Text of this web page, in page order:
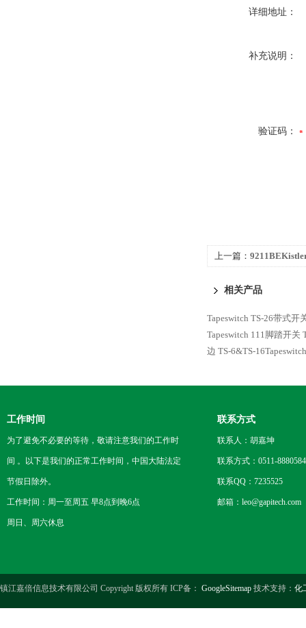
详细地址：
补充说明：
验证码：
上一篇：
相关产品
Tapeswitch TS-26带式开
Tapeswitch 111脚踏开关
边 TS-6&TS-
工作时间
为了避免不必要的等待，敬请注意我们的工作时
间 。以下是我们的正常工作时间，中国大陆法定
节假日除外。
工作时间：周一至周五 早8点到晚6点
周日、周六休息
联系方式
联系人：胡嘉坤
联系方式：0511-
联系QQ：7235525
邮箱：leo@gapitech.com
镇江嘉倍信息技术有限公司 Copyright 版权所有 ICP备： GoogleSitemap 技术支持： 化